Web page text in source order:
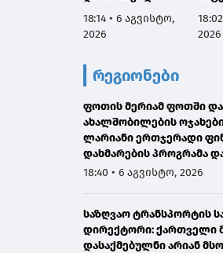
აგვისტოს
ნამდვილად
რამდენიმე კვირით
ადრე დაგეგმილ
გამოკვლევაზე
18:14 • 6 აგვისტო,
2026
2026
რეგიონები
ფოთის მერიამ ფოთში
ახალშობილების
ლარიანი ერთჯერადი
დახმარების პროგრამა
18:40 • 6 აგვისტო, 2026
საზღვაო ტრანსპორტის
დირექტორი: ქართველი
დასაქმებულნი არიან